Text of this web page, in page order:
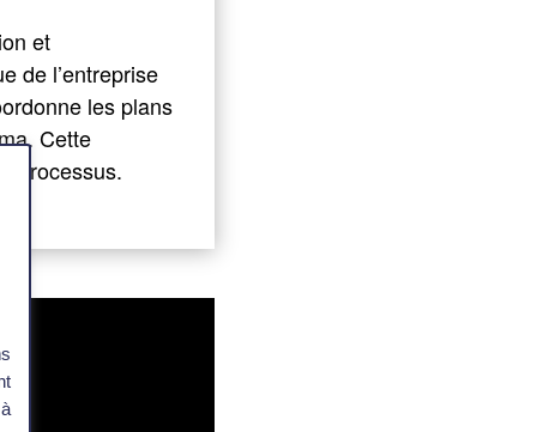
et
de l’entreprise
les plans
Cette
processus.